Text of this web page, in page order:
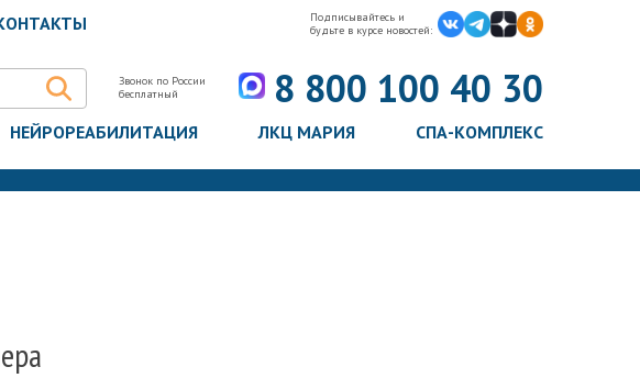
Подписывайтесь и
будьте в курсе новостей:
Звонок по России
бесплатный
8 800 100 40 30
НЕЙРОРЕАБИЛИТАЦИЯ ЛКЦ МАРИЯ СПА-КОМПЛЕКС